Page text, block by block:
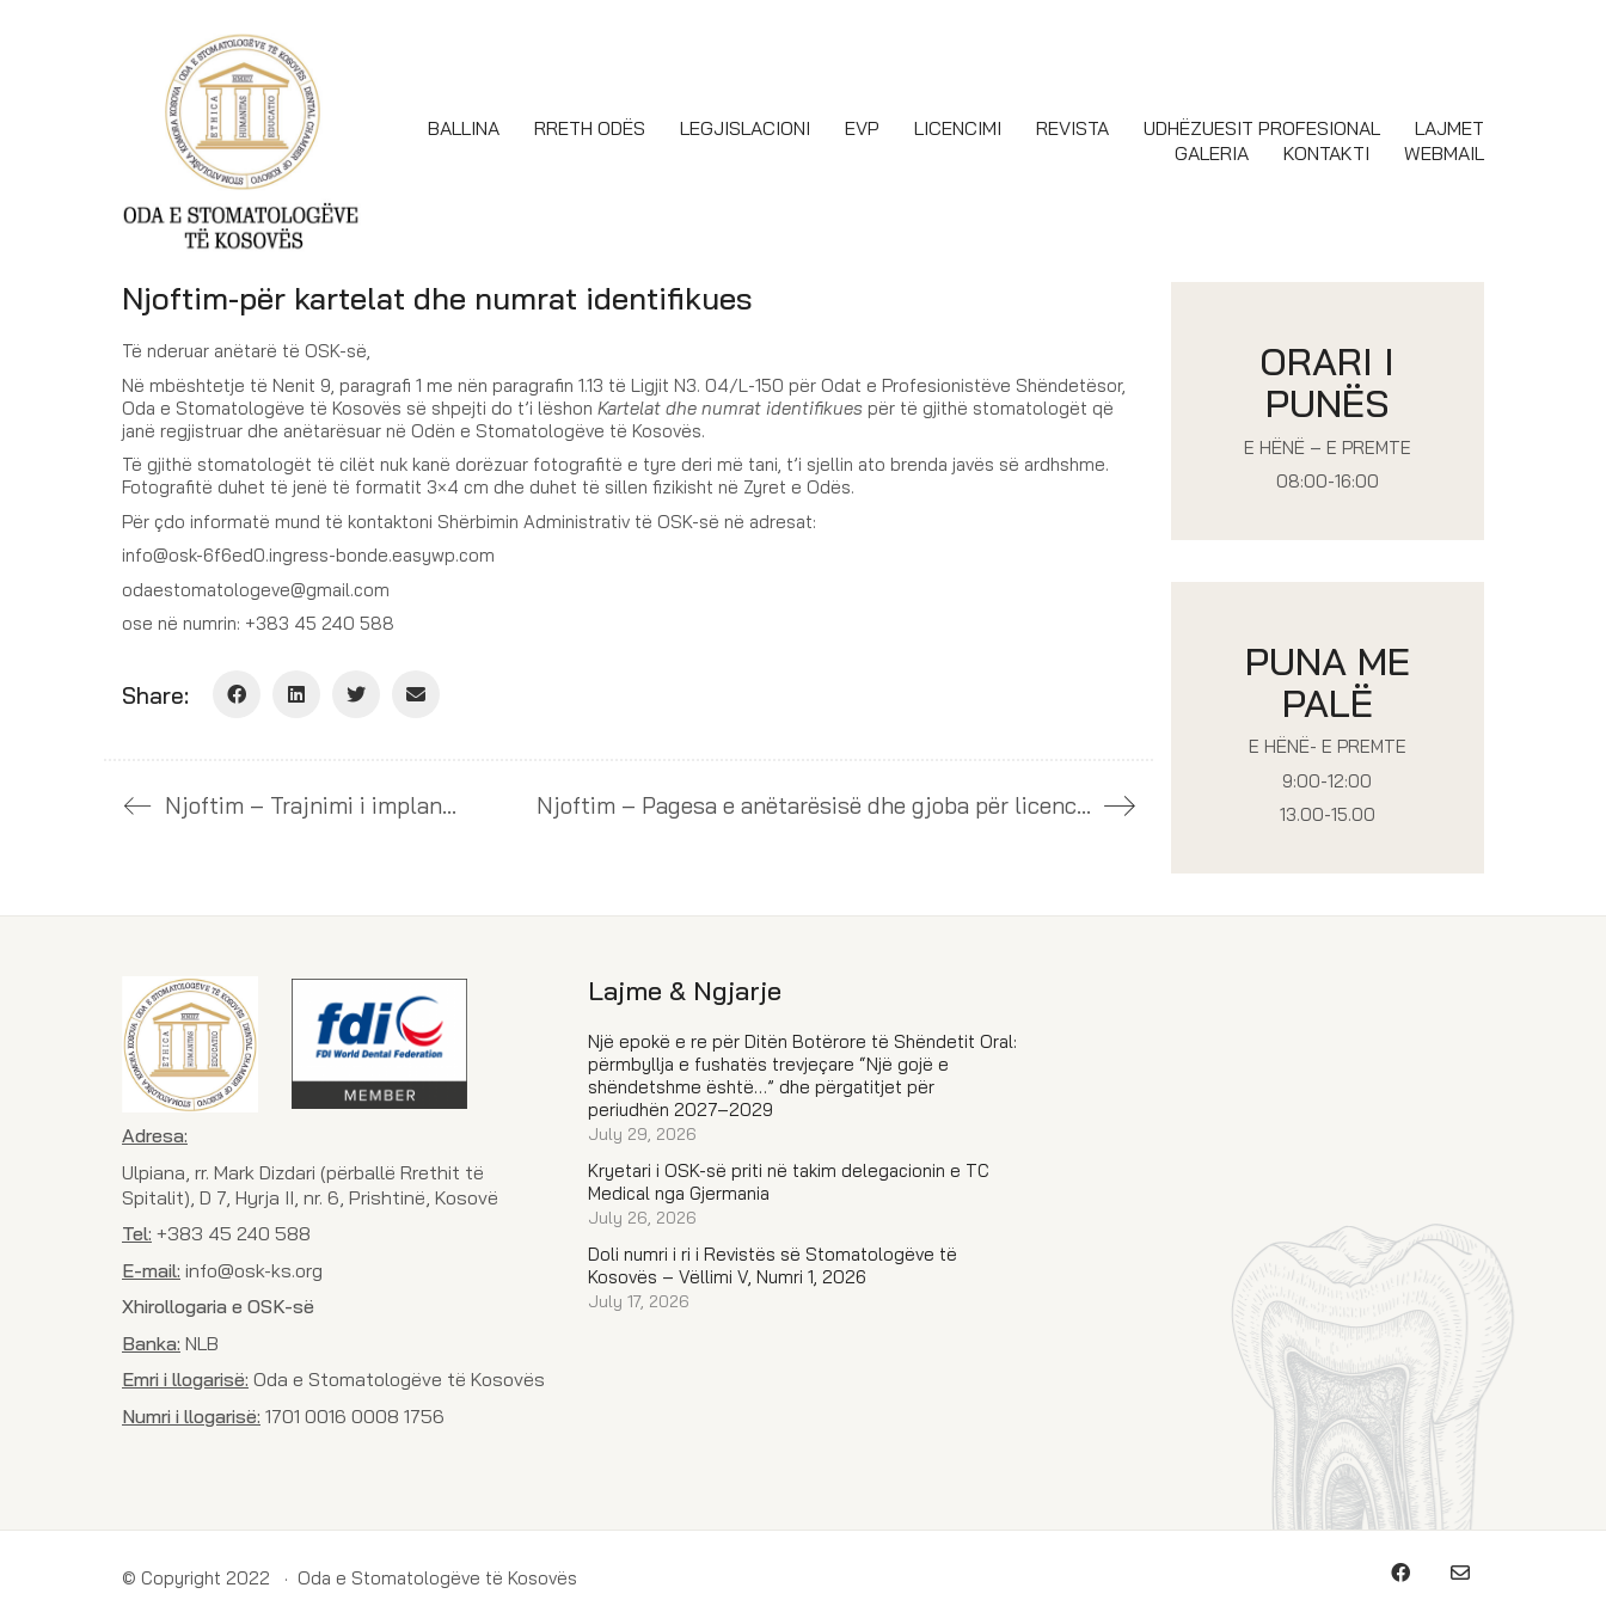
BALLINA RRETH ODËS LEGJISLACIONI EVP LICENCIMI REVISTA UDHËZUESIT PROFESIONAL
LAJMET
GALERIA
KONTAKTI WEBMAIL
Njoftim-për kartelat dhe numrat identifikues
Të nderuar anëtarë të OSK-së,
Në mbështetje të Nenit 9, paragrafi 1 me nën paragrafin 1.13 të Ligjit N3. 04/L-150 për Odat e Profesionistëve Shëndetësor,
Oda e Stomatologëve të Kosovës së shpejti do t’i lëshon Kartelat dhe numrat identifikues për të gjithë stomatologët që
janë regjistruar dhe anëtarësuar në Odën e Stomatologëve të Kosovës.
Të gjithë stomatologët të cilët nuk kanë dorëzuar fotografitë e tyre deri më tani, t’i sjellin ato brenda javës së ardhshme.
Fotografitë duhet të jenë të formatit 3×4 cm dhe duhet të sillen fizikisht në Zyret e Odës.
Për çdo informatë mund të kontaktoni Shërbimin Administrativ të OSK-së në adresat:
info@osk-6f6ed0.ingress-bonde.easywp.com
odaestomatologeve@gmail.com
ose në numrin: +383 45 240 588
Share:
Njoftim – Trajnimi i implantologjisë Njoftim – Pagesa e anëtarësisë dhe gjoba për licencë të skaduar
ORARI I
PUNËS
E HËNË – E PREMTE
08:00-16:00
PUNA ME
PALË
E HËNË- E PREMTE
9:00-12:00
13.00-15.00
Adresa:
Ulpiana, rr. Mark Dizdari (përballë Rrethit të
Spitalit), D 7, Hyrja II, nr. 6, Prishtinë, Kosovë
Tel: +383 45 240 588
E-mail: info@osk-ks.org
Xhirollogaria e OSK-së
Banka: NLB
Emri i llogarisë: Oda e Stomatologëve të Kosovës
Numri i llogarisë: 1701 0016 0008 1756
Lajme & Ngjarje
Një epokë e re për Ditën Botërore të Shëndetit Oral:
përmbyllja e fushatës trevjeçare “Një gojë e
shëndetshme është…” dhe përgatitjet për
periudhën 2027–2029
July 29, 2026
Kryetari i OSK-së priti në takim delegacionin e TC
Medical nga Gjermania
July 26, 2026
Doli numri i ri i Revistës së Stomatologëve të
Kosovës – Vëllimi V, Numri 1, 2026
July 17, 2026
© Copyright 2022 · Oda e Stomatologëve të Kosovës